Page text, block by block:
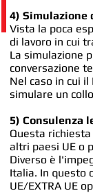
4) Simulazione
Vista la poca
di lavoro in cui
La simulazione
conversazione
Nel caso in cui
simulare un
5) Consulenza
Questa
altri paesi UE o
Diverso è
Italia. In questo
UE/EXTRA UE